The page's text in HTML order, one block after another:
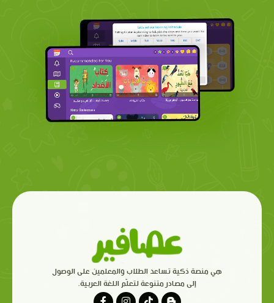
هي منصة ذكية تساعد الطلاب والمعلمين على الوصول
إلى مصادر متنوعة لتعلّم اللغة العربية.